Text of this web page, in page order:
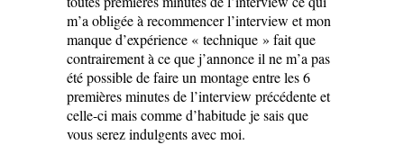
m’a obligée à recommencer l’interview et mon
manque d’expérience « technique » fait que
contrairement à ce que j’annonce il ne m’a pas
été possible de faire un montage entre les 6
premières minutes de l’interview précédente et
celle-ci mais comme d’habitude je sais que
vous serez indulgents avec moi.